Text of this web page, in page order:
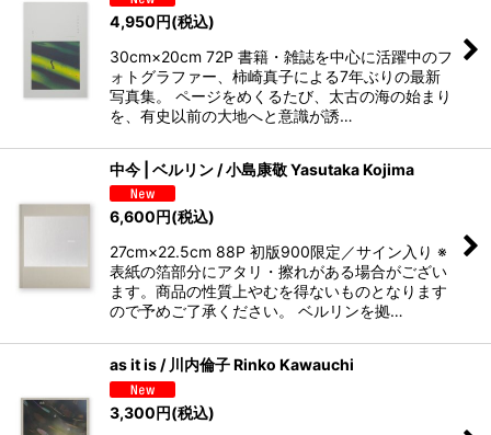
4,950円(税込)
30cm×20cm 72P 書籍・雑誌を中心に活躍中のフ
ォトグラファー、柿崎真子による7年ぶりの最新
写真集。 ページをめくるたび、太古の海の始まり
を、有史以前の大地へと意識が誘…
中今 | ベルリン / 小島康敬 Yasutaka Kojima
6,600円(税込)
27cm×22.5cm 88P 初版900限定／サイン入り ※
表紙の箔部分にアタリ・擦れがある場合がござい
ます。商品の性質上やむを得ないものとなります
ので予めご了承ください。 ベルリンを拠…
as it is / 川内倫子 Rinko Kawauchi
3,300円(税込)